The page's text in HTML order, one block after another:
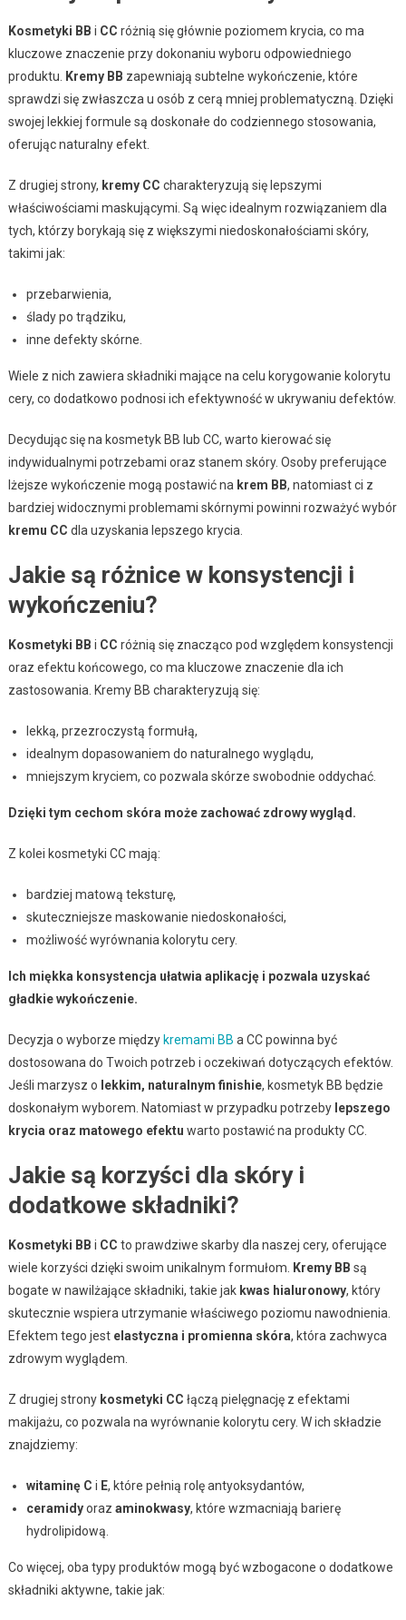
Kosmetyki BB i CC różnią się głównie poziomem krycia, co ma
kluczowe znaczenie przy dokonaniu wyboru odpowiedniego
produktu.
Kremy BB zapewniają subtelne wykończenie, które
sprawdzi się zwłaszcza u osób z cerą mniej problematyczną. Dzięki
swojej lekkiej formule są doskonałe do codziennego stosowania,
oferując naturalny efekt.
Z drugiej strony, kremy CC charakteryzują się lepszymi
właściwościami maskującymi. Są więc idealnym rozwiązaniem dla
tych, którzy borykają się z większymi niedoskonałościami skóry,
takimi jak:
przebarwienia,
ślady po trądziku,
inne defekty skórne.
Wiele z nich zawiera składniki mające na celu korygowanie kolorytu
cery, co dodatkowo podnosi ich efektywność w ukrywaniu defektów.
Decydując się na kosmetyk BB lub CC, warto kierować się
indywidualnymi potrzebami oraz stanem skóry. Osoby preferujące
lżejsze wykończenie mogą postawić na krem BB, natomiast ci z
bardziej widocznymi problemami skórnymi powinni rozważyć wybór
kremu CC dla uzyskania lepszego krycia.
Jakie są różnice w konsystencji i
wykończeniu?
Kosmetyki BB i CC różnią się znacząco pod względem konsystencji
oraz efektu końcowego, co ma kluczowe znaczenie dla ich
zastosowania. Kremy BB charakteryzują się:
lekką, przezroczystą formułą,
idealnym dopasowaniem do naturalnego wyglądu,
mniejszym kryciem, co pozwala skórze swobodnie oddychać.
Dzięki tym cechom skóra może zachować zdrowy wygląd.
Z kolei kosmetyki CC mają:
bardziej matową teksturę,
skuteczniejsze maskowanie niedoskonałości,
możliwość wyrównania kolorytu cery.
Ich miękka konsystencja ułatwia aplikację i pozwala uzyskać
gładkie wykończenie.
Decyzja o wyborze między kremami BB a CC powinna być
dostosowana do Twoich potrzeb i oczekiwań dotyczących efektów.
Jeśli marzysz o lekkim, naturalnym finishie, kosmetyk BB będzie
doskonałym wyborem. Natomiast w przypadku potrzeby lepszego
krycia oraz matowego efektu warto postawić na produkty CC.
Jakie są korzyści dla skóry i
dodatkowe składniki?
Kosmetyki BB i CC to prawdziwe skarby dla naszej cery, oferujące
wiele korzyści dzięki swoim unikalnym formułom.
Kremy BB są
bogate w nawilżające składniki, takie jak kwas hialuronowy, który
skutecznie wspiera utrzymanie właściwego poziomu nawodnienia.
Efektem tego jest elastyczna i promienna skóra, która zachwyca
zdrowym wyglądem.
Z drugiej strony kosmetyki CC łączą pielęgnację z efektami
makijażu, co pozwala na wyrównanie kolorytu cery. W ich składzie
znajdziemy:
witaminę C i E, które pełnią rolę antyoksydantów,
ceramidyoraz aminokwasy, które wzmacniają barierę
hydrolipidową.
Co więcej, oba typy produktów mogą być wzbogacone o dodatkowe
składniki aktywne, takie jak: